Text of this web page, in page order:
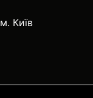
м. Київ